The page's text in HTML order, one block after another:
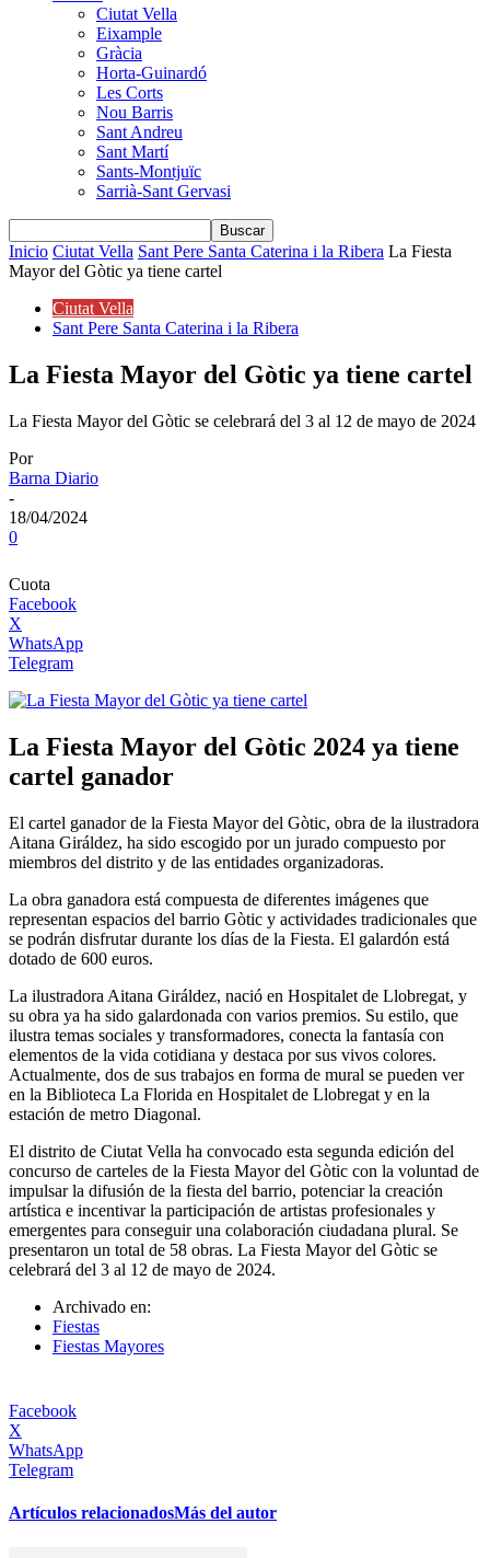
Ciutat Vella
Eixample
Gràcia
Horta-Guinardó
Les Corts
Nou Barris
Sant Andreu
Sant Martí
Sants-Montjuïc
Sarrià-Sant Gervasi
Inicio Ciutat Vella Sant Pere Santa Caterina i la Ribera La Fiesta
Mayor del Gòtic ya tiene cartel
Ciutat Vella
Sant Pere Santa Caterina i la Ribera
La Fiesta Mayor del Gòtic ya tiene cartel
La Fiesta Mayor del Gòtic se celebrará del 3 al 12 de mayo de 2024
Por
Barna Diario
-
18/04/2024
0
Cuota
Facebook
X
WhatsApp
Telegram
La Fiesta Mayor del Gòtic 2024 ya tiene
cartel ganador
El cartel ganador de la Fiesta Mayor del Gòtic, obra de la ilustradora
Aitana Giráldez, ha sido escogido por un jurado compuesto por
miembros del distrito y de las entidades organizadoras.
La obra ganadora está compuesta de diferentes imágenes que
representan espacios del barrio Gòtic y actividades tradicionales que
se podrán disfrutar durante los días de la Fiesta. El galardón está
dotado de 600 euros.
La ilustradora Aitana Giráldez, nació en Hospitalet de Llobregat, y
su obra ya ha sido galardonada con varios premios. Su estilo, que
ilustra temas sociales y transformadores, conecta la fantasía con
elementos de la vida cotidiana y destaca por sus vivos colores.
Actualmente, dos de sus trabajos en forma de mural se pueden ver
en la Biblioteca La Florida en Hospitalet de Llobregat y en la
estación de metro Diagonal.
El distrito de Ciutat Vella ha convocado esta segunda edición del
concurso de carteles de la Fiesta Mayor del Gòtic con la voluntad de
impulsar la difusión de la fiesta del barrio, potenciar la creación
artística e incentivar la participación de artistas profesionales y
emergentes para conseguir una colaboración ciudadana plural. Se
presentaron un total de 58 obras. La Fiesta Mayor del Gòtic se
celebrará del 3 al 12 de mayo de 2024.
Archivado en:
Fiestas
Fiestas Mayores
Facebook
X
WhatsApp
Telegram
Artículos relacionadosMás del autor